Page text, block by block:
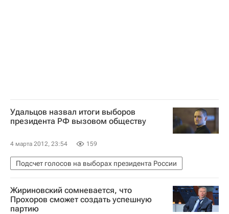
Удальцов назвал итоги выборов
президента РФ вызовом обществу
4 марта 2012, 23:54 159
Подсчет голосов на выборах президента России
Жириновский сомневается, что
Прохоров сможет создать успешную
партию